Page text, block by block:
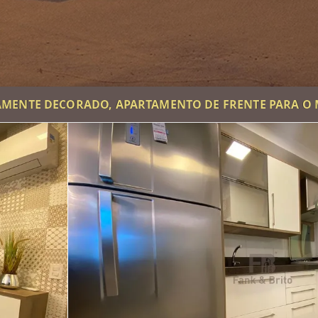
DECORADO, APARTAMENTO DE FRENTE PARA O